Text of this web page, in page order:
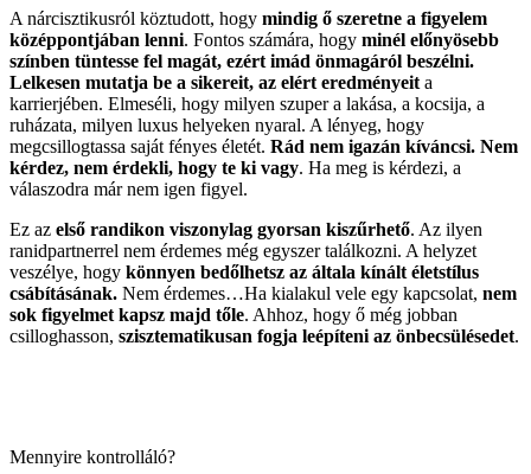
A nárcisztikusról köztudott, hogy mindig ő szeretne a figyelem
középpontjában lenni. Fontos számára, hogy minél előnyösebb
színben tüntesse fel magát, ezért imád önmagáról beszélni.
Lelkesen mutatja be a sikereit, az elért eredményeit a
karrierjében. Elmeséli, hogy milyen szuper a lakása, a kocsija, a
ruházata, milyen luxus helyeken nyaral. A lényeg, hogy
megcsillogtassa saját fényes életét. Rád nem igazán kíváncsi. Nem
kérdez, nem érdekli, hogy te ki vagy. Ha meg is kérdezi, a
válaszodra már nem igen figyel.
Ez az első randikon viszonylag gyorsan kiszűrhető. Az ilyen
ranidpartnerrel nem érdemes még egyszer találkozni. A helyzet
veszélye, hogy könnyen bedőlhetsz az általa kínált életstílus
csábításának. Nem érdemes…Ha kialakul vele egy kapcsolat, nem
sok figyelmet kapsz majd tőle. Ahhoz, hogy ő még jobban
csilloghasson, szisztematikusan fogja leépíteni az önbecsülésedet.
Mennyire kontrolláló?